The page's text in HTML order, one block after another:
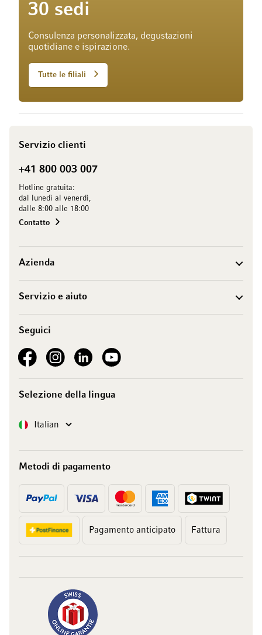
30 sedi
Consulenza personalizzata, degustazioni
quotidiane e ispirazione.
Tutte le filiali
Servizio clienti
+41 800 003 007
Hotline gratuita:
dal lunedì al venerdì,
dalle 8:00 alle 18:00
Contatto
Azienda
Servizio e aiuto
Seguici
See our FacebookSee our Instagram account
See our LinkedInSee our YouTube channel
Selezione della lingua
Lingua Italian
Metodi di pagamento
Pagamento anticipato Fattura